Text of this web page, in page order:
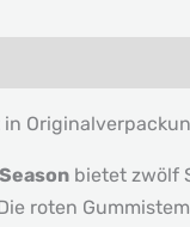
bietet zwölf
roten